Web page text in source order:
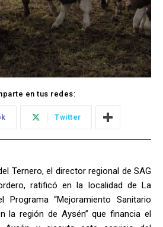
en tus redes:
Twitter
Ternero, el director regional de SAG
ratificó en la localidad de La
“Mejoramiento Sanitario
la región de Aysén” que financia el